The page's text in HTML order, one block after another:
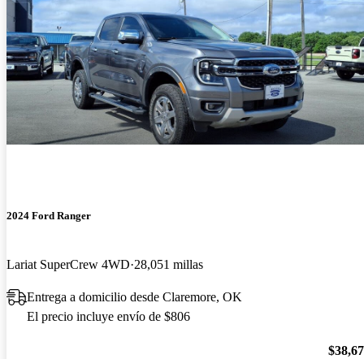
2024 Ford Ranger
Lariat SuperCrew 4WD 28,051 millas
Entrega a domicilio desde Claremore, OK
El precio incluye envío de $806